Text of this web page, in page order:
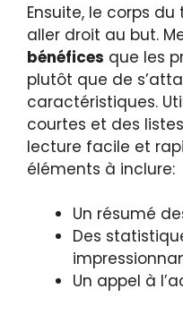
Ensuite, le corps
aller droit au but.
bénéfices que les
plutôt que de
caractéristiques.
courtes et des
lecture facile et
éléments à inclure:
Un résumé
Des
Un appel à